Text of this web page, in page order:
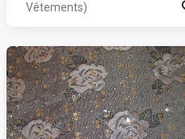
Vêtements)